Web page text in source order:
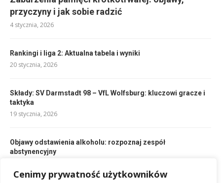
Cenimy prywatność użytkowników
przyczyny i jak sobie radzić
4 stycznia, 2026
Rankingi i liga 2: Aktualna tabela i wyniki
20 stycznia, 2026
Składy: SV Darmstadt 98 – VfL Wolfsburg: kluczowi gracze i
taktyka
19 stycznia, 2026
Objawy odstawienia alkoholu: rozpoznaj zespół
abstynencyjny